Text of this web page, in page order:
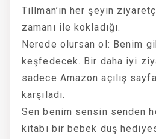
Tillman’ın her şeyin
zamanı ile kokladığı.
Nerede olursan ol: Benim
keşfedecek. Bir daha iyi
sadece Amazon açılış
karşıladı.
Sen benim sensin senden
kitabı bir bebek duş